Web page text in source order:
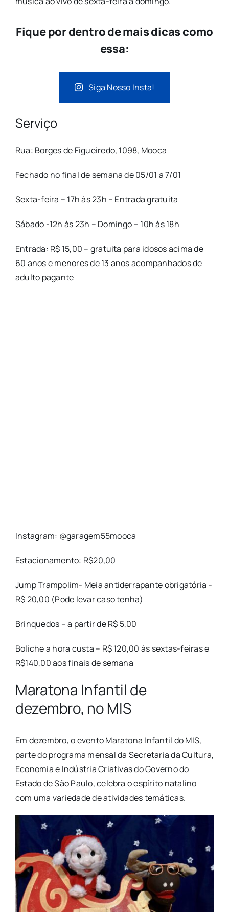
Fique por dentro de mais dicas como
essa:
Siga Nosso Insta!
Serviço
Rua: Borges de Figueiredo, 1098, Mooca
Fechado no final de semana de 05/01 a 7/01
Sexta-feira – 17h às 23h – Entrada gratuita
Sábado -12h às 23h – Domingo – 10h às 18h
Entrada: R$ 15,00 – gratuita para idosos acima de
60 anos e menores de 13 anos acompanhados de
adulto pagante
Instagram: @garagem55mooca
Estacionamento: R$20,00
Jump Trampolim- Meia antiderrapante obrigatória -
R$ 20,00 (Pode levar caso tenha)
Brinquedos – a partir de R$ 5,00
Boliche a hora custa – R$ 120,00 às sextas-feiras e
R$140,00 aos finais de semana
Maratona Infantil de
dezembro, no MIS
Em dezembro, o evento Maratona Infantil do MIS,
parte do programa mensal da Secretaria da Cultura,
Economia e Indústria Criativas do Governo do
Estado de São Paulo, celebra o espírito natalino
com uma variedade de atividades temáticas.